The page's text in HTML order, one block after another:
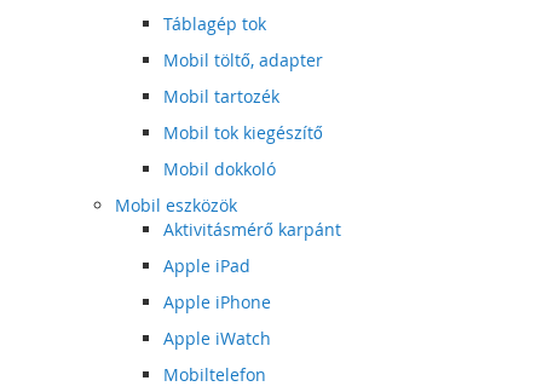
Táblagép tok
Mobil töltő, adapter
Mobil tartozék
Mobil tok kiegészítő
Mobil dokkoló
Mobil eszközök
Aktivitásmérő karpánt
Apple iPad
Apple iPhone
Apple iWatch
Mobiltelefon